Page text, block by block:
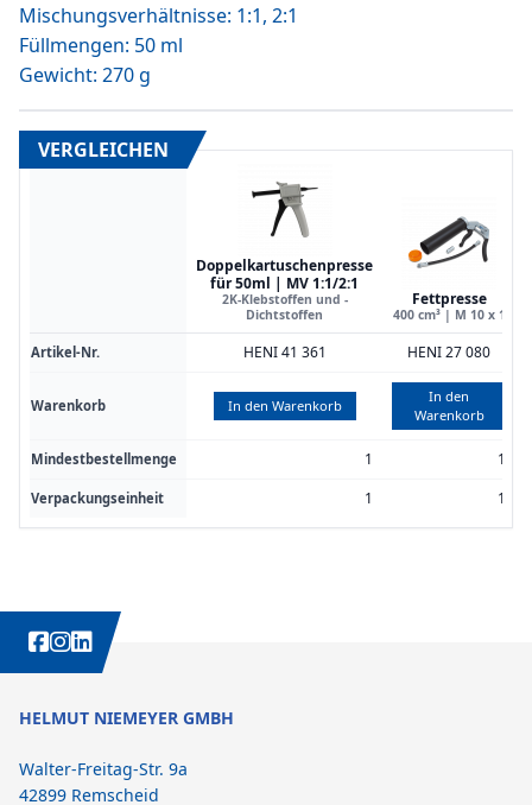
Mischungsverhältnisse: 1:1, 2:1
Füllmengen: 50 ml
Gewicht: 270 g
VERGLEICHEN
Doppelkartuschenpresse
für 50ml | MV 1:1/2:1
2K-Klebstoffen und -
Dichtstoffen
Fettpresse
400 cm³ | M 10 x 1
Artikel-Nr. HENI 41 361 HENI 27 080
Warenkorb In den Warenkorb
In den
Warenkorb
Mindestbestellmenge 1 1
Verpackungseinheit 1 1
WEITERE INTERESSANTE INHALTE IMMER AUCH AUF:
HELMUT NIEMEYER GMBH
Walter-Freitag-Str. 9a
42899 Remscheid